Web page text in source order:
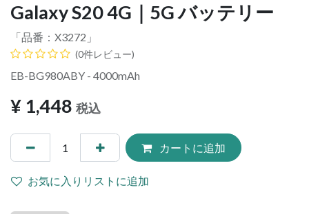
Galaxy S20 4G｜5G バッテリー
「品番： X3272 」
(0件レビュー)
EB-BG980ABY - 4000mAh
¥ 1,448 税込
カートに追加
お気に入りリストに追加